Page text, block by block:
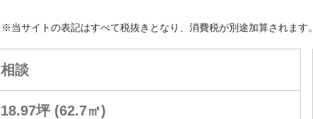
※当サイトの表記はすべて税抜きとなり、消費税が別途加算されます。
相談
18.97坪 (62.7㎡)